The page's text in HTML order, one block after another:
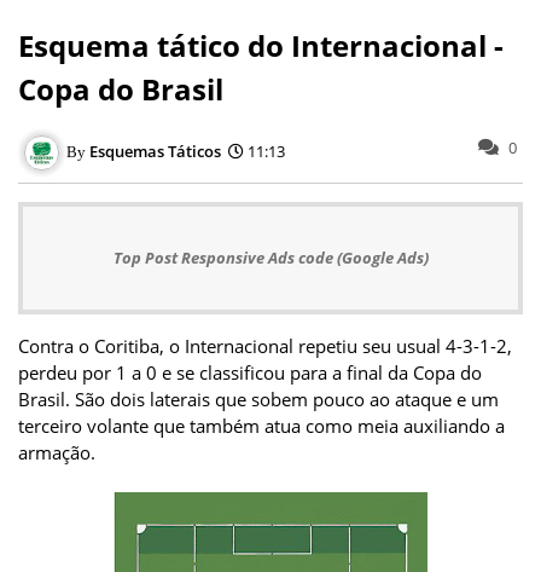
Esquema tático do Internacional -
Copa do Brasil
Esquemas Táticos 11:13 0
Top Post Responsive Ads code (Google Ads)
Contra o Coritiba, o Internacional repetiu seu usual 4-3-1-2,
perdeu por 1 a 0 e se classificou para a final da Copa do
Brasil. São dois laterais que sobem pouco ao ataque e um
terceiro volante que também atua como meia auxiliando a
armação.